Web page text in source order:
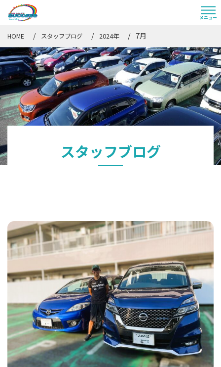
HOME スタッフブログ 2024年 7月
スタッフブログ